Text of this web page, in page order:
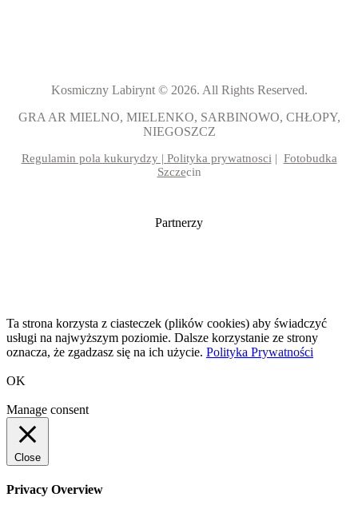
Kosmiczny Labirynt © 2026. All Rights Reserved.
GRA AR MIELNO, MIELENKO, SARBINOWO, CHŁOPY,
NIEGOSZCZ
Regulamin pola kukurydzy | Polityka prywatnosci | Fotobudka
Szczecin
Partnerzy
Ta strona korzysta z ciasteczek (plików cookies) aby świadczyć
usługi na najwyższym poziomie. Dalsze korzystanie ze strony
oznacza, że zgadzasz się na ich użycie. Polityka Prywatności
OK
Manage consent
Close
Privacy Overview